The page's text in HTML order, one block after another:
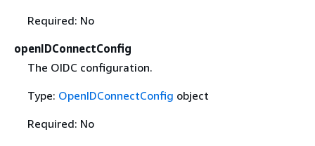
Required: No
openIDConnectConfig
The OIDC configuration.
Type: OpenIDConnectConfig object
Required: No